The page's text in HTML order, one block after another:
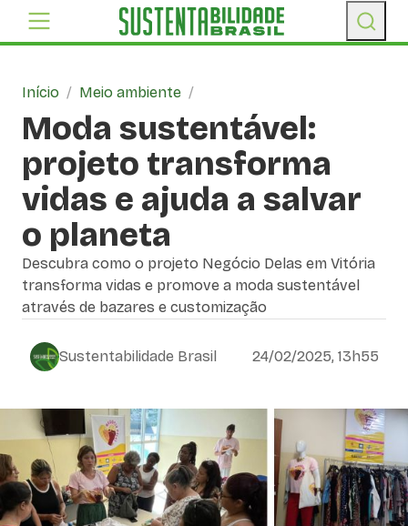
Início / Meio ambiente /
Moda sustentável:
projeto transforma
vidas e ajuda a salvar
o planeta
Descubra como o projeto Negócio Delas em Vitória
transforma vidas e promove a moda sustentável
através de bazares e customização
Sustentabilidade Brasil 24/02/2025, 13h55